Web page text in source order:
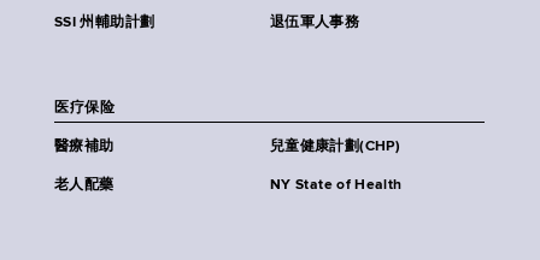
SSI 州輔助計劃 退伍軍人事務
医疗保险
醫療補助 兒童健康計劃(CHP)
老人配藥 NY State of Health